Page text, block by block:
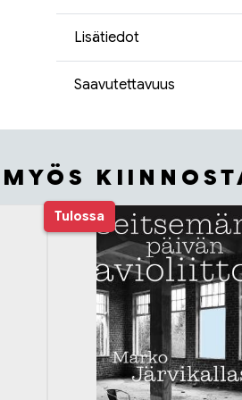
Lisätiedot
Saavutettavuus
Tulossa